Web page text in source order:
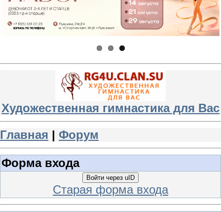
Художественная гимнастика для Вас
Главная | Форум
Форма входа
Войти через uID
Старая форма входа